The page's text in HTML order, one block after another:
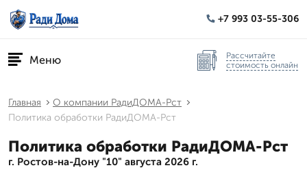
+7 993 03-55-306
Меню
Рассчитайте
стоимость онлайн
Главная
О компании РадиДОМА-Рст
Политика обработки РадиДОМА-Рст
Политика обработки РадиДОМА-Рст
г. Ростов-на-Дону "10" августа 2026 г.